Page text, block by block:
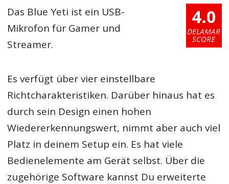
4.0
DELAMAR
SCORE
Das Blue Yeti ist ein USB-
Mikrofon für Gamer und
Streamer.
Es verfügt über vier einstellbare
Richtcharakteristiken. Darüber hinaus hat es
durch sein Design einen hohen
Wiedererkennungswert, nimmt aber auch viel
Platz in deinem Setup ein. Es hat viele
Bedienelemente am Gerät selbst. Über die
zugehörige Software kannst Du erweiterte